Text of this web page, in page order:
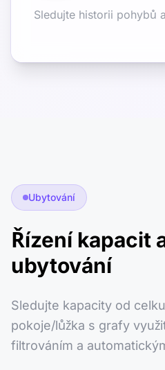
Sledujte historii pohybů
Ubytování
Řízení kapacit
ubytování
Sledujte kapacity od
pokoje/lůžka s grafy
filtrováním a